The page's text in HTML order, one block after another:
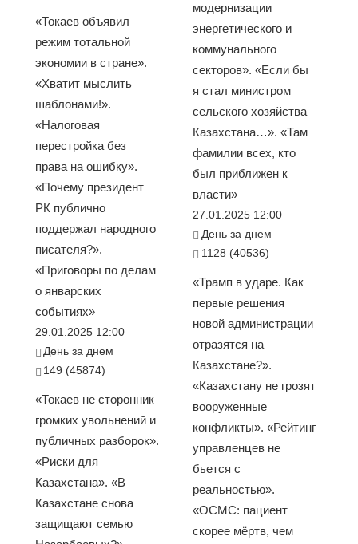
«Токаев объявил
режим тотальной
экономии в стране».
«Хватит мыслить
шаблонами!».
«Налоговая
перестройка без
права на ошибку».
«Почему президент
РК публично
поддержал народного
писателя?».
«Приговоры по делам
о январских
событиях»
29.01.2025 12:00
День за днем
149 (45874)
«Токаев не сторонник
громких увольнений и
публичных разборок».
«Риски для
Казахстана». «В
Казахстане снова
защищают семью
модернизации
энергетического и
коммунального
секторов». «Если бы
я стал министром
сельского хозяйства
Казахстана…». «Там
фамилии всех, кто
был приближен к
власти»
27.01.2025 12:00
День за днем
1128 (40536)
«Трамп в ударе. Как
первые решения
новой администрации
отразятся на
Казахстане?».
«Казахстану не грозят
вооруженные
конфликты». «Рейтинг
управленцев не
бьется с
реальностью».
«ОСМС: пациент
скорее мёртв, чем